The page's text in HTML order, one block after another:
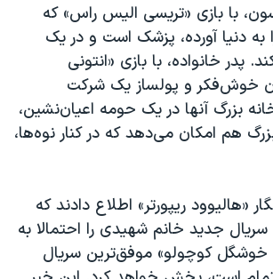
با بازی «تریسی الیس راس» که
به دنیا آورده، پزشک است و در یک
پدر خانواده، با بازی «انتونی
خوش‌فکر و پولساز یک شرکت
بزرگ آنها در یک حومه اعیان‌نشین،
هم امکان می‌دهد که در کنار نوه‌ها،
«هالیوود ریپورتر» اطلاع دادند که
جدید خانم شهیدی را احتمالا به
کوچولو» موفق‌ترین سریال